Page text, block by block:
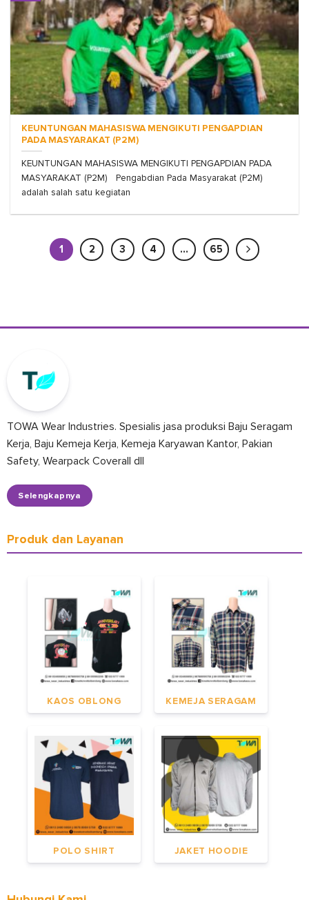
KEUNTUNGAN MAHASISWA MENGIKUTI PENGAPDIAN
PADA MASYARAKAT (P2M)
KEUNTUNGAN MAHASISWA MENGIKUTI PENGAPDIAN PADA
MASYARAKAT (P2M) Pengabdian Pada Masyarakat (P2M)
adalah salah satu kegiatan
1 2 3 4 … 65
TOWA Wear Industries. Spesialis jasa produksi Baju Seragam
Kerja, Baju Kemeja Kerja, Kemeja Karyawan Kantor, Pakian
Safety, Wearpack Coverall dll
Selengkapnya
Produk dan Layanan
KAOS OBLONG KEMEJA SERAGAM
POLO SHIRT JAKET HOODIE